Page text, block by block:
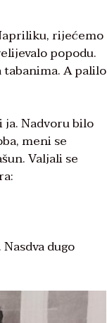
rijećemo
popodu.
A palilo
ja. Nadvoru bilo
meni se
Valjali se
dugo